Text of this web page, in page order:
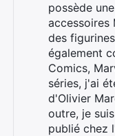
possède
accessoires
des
également
Comics,
séries, j'ai
d'Olivier
outre, je
publié chez